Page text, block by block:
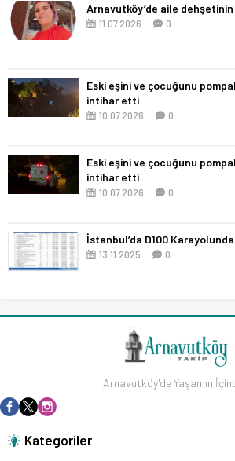
Arnavutköy’de aile dehşetinin
11.07.2026 0
Eski eşini ve çocuğunu
intihar etti
10.07.2026 0
Eski eşini ve çocuğunu
intihar etti
10.07.2026 0
İstanbul’da D100
13.11.2025 0
Arnavutköy'de Yaşamın
Kategoriler